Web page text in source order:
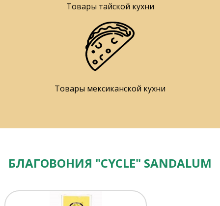
Товары тайской кухни
Товары мексиканской кухни
БЛАГОВОНИЯ "CYCLE" SANDALUM